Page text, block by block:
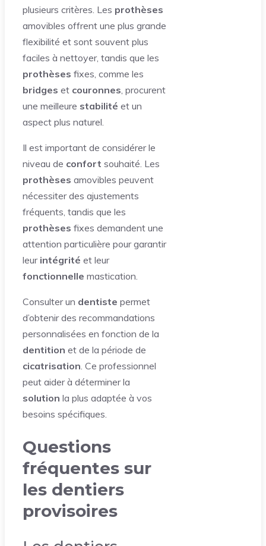
plusieurs critères. Les prothèses
amovibles offrent une plus grande
flexibilité et sont souvent plus
faciles à nettoyer, tandis que les
prothèses fixes, comme les
bridges et couronnes , procurent
une meilleure stabilité et un
aspect plus naturel.
Il est important de considérer le
niveau de confort souhaité. Les
prothèses amovibles peuvent
nécessiter des ajustements
fréquents, tandis que les
prothèses fixes demandent une
attention particulière pour garantir
leur intégrité et leur
fonctionnelle mastication.
Consulter un dentiste permet
d’obtenir des recommandations
personnalisées en fonction de la
dentition et de la période de
cicatrisation . Ce professionnel
peut aider à déterminer la
solution la plus adaptée à vos
besoins spécifiques.
Questions
fréquentes sur
les dentiers
provisoires